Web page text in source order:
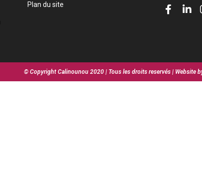
Plan du site
© Copyright Calinounou 2020 | Tous les droits reservés | Website